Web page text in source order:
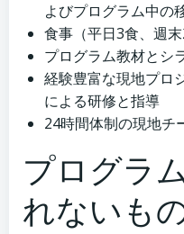
よびプログラム中の
食事（平日3食、週末
プログラム教材とシ
経験豊富な現地プロ
による研修と指導
24時間体制の現地チ
プログラ
れないも